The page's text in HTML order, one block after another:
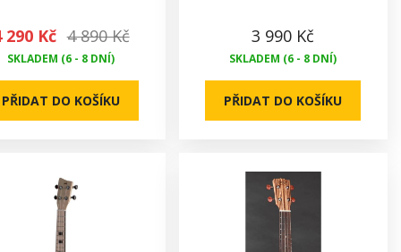
290 Kč 4 890 Kč
SKLADEM (6 - 8 DNÍ)
PŘIDAT DO KOŠÍKU
3 990 Kč
SKLADEM (6 - 8 DNÍ)
PŘIDAT DO KOŠÍKU